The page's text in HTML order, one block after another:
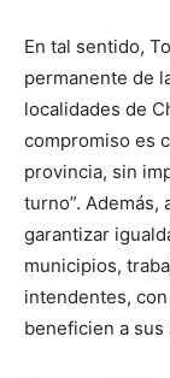
En tal sentido,
permanente de
localidades de
compromiso es
provincia, sin
turno”. Además,
garantizar
municipios,
intendentes,
beneficien a sus